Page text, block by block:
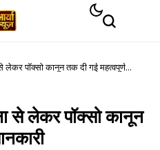
लेकर पॉक्सो कानून तक दी गई महत्वपूर्ण
से लेकर पॉक्सो कानून